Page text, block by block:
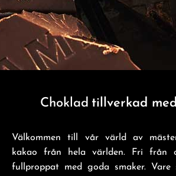
Choklad tillverkad
Välkommen till vår värld av
kakao från hela världen. Fri från
fullproppat med goda smaker.